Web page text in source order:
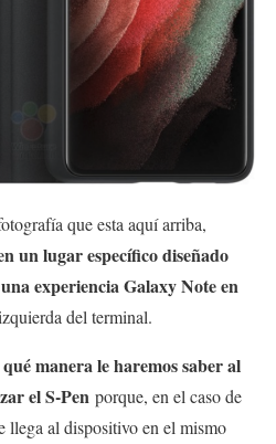
que esta aquí arriba,
un lugar específico diseñado
experiencia Galaxy Note en
del terminal.
manera le haremos saber al
el S-Pen porque, en el caso de
llega al dispositivo en el mismo